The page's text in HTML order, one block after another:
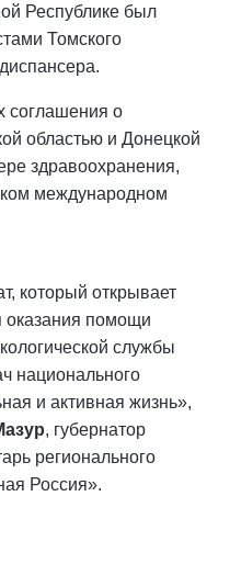
Республике был
Томского
соглашения о
областью и Донецкой
здравоохранения,
международном
который открывает
оказания помощи
службы
национального
и активная жизнь»,
, губернатор
регионального
Россия».